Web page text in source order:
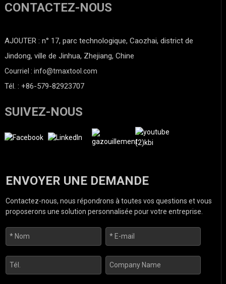
CONTACTEZ-NOUS
AJOUTER : n° 17, parc technologique, Caozhai, district de
Jindong, ville de Jinhua, Zhejiang, Chine
Courriel : info@tmaxtool.com
Tél. : +86-579-82923707
SUIVEZ-NOUS
ENVOYER UNE DEMANDE
Contactez-nous, nous répondrons à toutes vos questions et vous
proposerons une solution personnalisée pour votre entreprise.